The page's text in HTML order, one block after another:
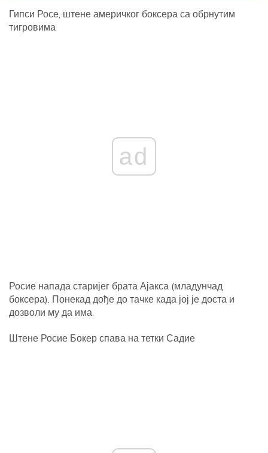
Гипси Росе, штене америчког боксера са обрнутим
тигровима
ad
Росие напада старијег брата Ајакса (младунчад
боксера). Понекад дође до тачке када јој је доста и
дозволи му да има.
Штене Росие Бокер спава на тетки Садие